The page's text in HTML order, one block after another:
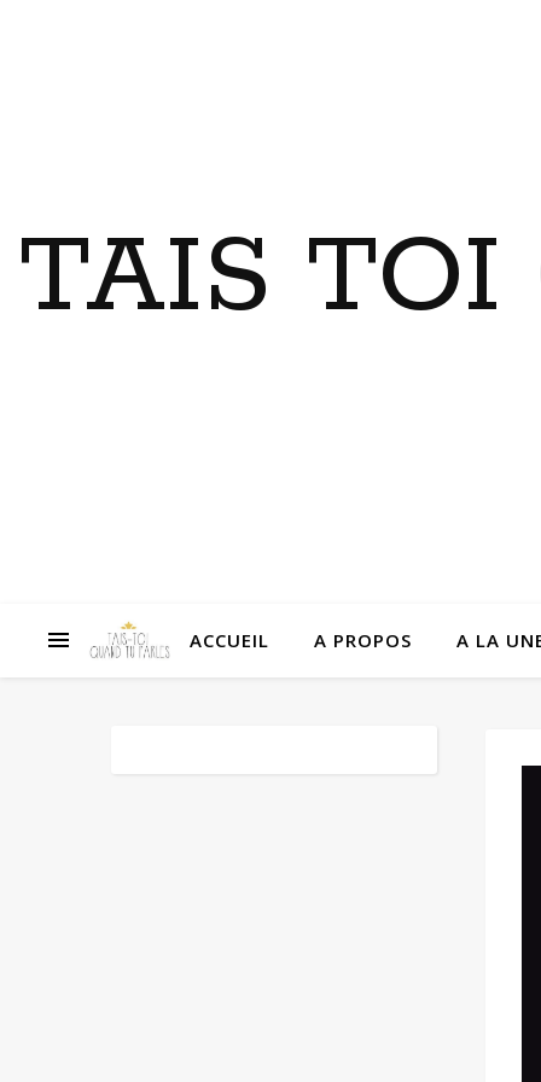
TAIS TOI
ACCUEIL A PROPOS A LA